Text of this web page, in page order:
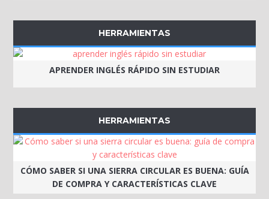
HERRAMIENTAS
APRENDER INGLÉS RÁPIDO SIN ESTUDIAR
HERRAMIENTAS
CÓMO SABER SI UNA SIERRA CIRCULAR ES BUENA: GUÍA
DE COMPRA Y CARACTERÍSTICAS CLAVE